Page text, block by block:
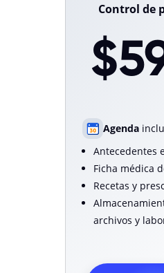
Control de
Agenda
Antecedentes
Ficha médica
Recetas y
archivos y